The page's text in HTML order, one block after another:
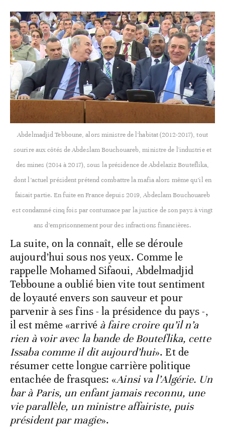
Abdelmadjid Tebboune, alors ministre de l’habitat (2012-2017), tout
sourire aux côtés de Abdeslam Bouchouareb, ministre de l'industrie et
des mines (2014 à 2017), sous la présidence de Abdelaziz Bouteflika,
dont l’actuel président prétend combattre la mafia alors même qu’il en
faisait partie. En fuite en France depuis 2019, Abdeslam Bouchouareb
est condamné cinq fois par contumace par la justice de son pays à vingt
ans d’emprisonnement pour des infractions financières.
La suite, on la connaît, elle se déroule
aujourd’hui sous nos yeux. Comme le
rappelle Mohamed Sifaoui, Abdelmadjid
Tebboune a oublié bien vite tout sentiment
de loyauté envers son sauveur et pour
parvenir à ses fins - la présidence du pays -,
il est même «arrivé à faire croire qu’il n’a
rien à voir avec la bande de Bouteflika, cette
Issaba comme il dit aujourd’hui». Et de
résumer cette longue carrière politique
entachée de frasques: «Ainsi va l’Algérie. Un
bar à Paris, un enfant jamais reconnu, une
vie parallèle, un ministre affairiste, puis
président par magie».